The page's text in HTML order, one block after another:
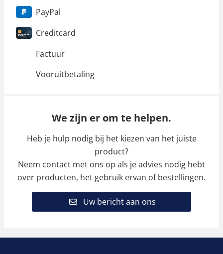
PayPal
Creditcard
Factuur
Vooruitbetaling
We zijn er om te helpen.
Heb je hulp nodig bij het kiezen van het juiste
product?
Neem contact met ons op als je advies nodig hebt
over producten, het gebruik ervan of bestellingen.
Uw bericht aan ons